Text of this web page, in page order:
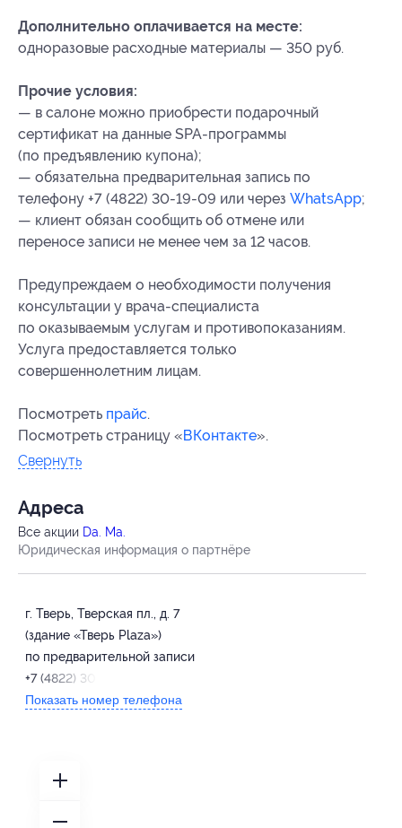
Дополнительно оплачивается на месте:
одноразовые расходные материалы — 350 руб.
Прочие условия:
— в салоне можно приобрести подарочный
сертификат на данные SPA-программы
(по предъявлению купона);
— обязательна предварительная запись по
телефону +7 (4822) 30-19-09 или через WhatsApp;
— клиент обязан сообщить об отмене или
переносе записи не менее чем за 12 часов.
Предупреждаем о необходимости получения
консультации у врача-специалиста
по оказываемым услугам и противопоказаниям.
Услуга предоставляется только
совершеннолетним лицам.
Посмотреть прайс.
Посмотреть страницу «ВКонтакте».
Свернуть
Адресa
Все акции Da. Ma.
Юридическая информация о партнёре
г. Тверь, Тверская пл., д. 7
(здание «Тверь Plaza»)
по предварительной записи
+7 (4822) 30-19-09
Показать номер телефона